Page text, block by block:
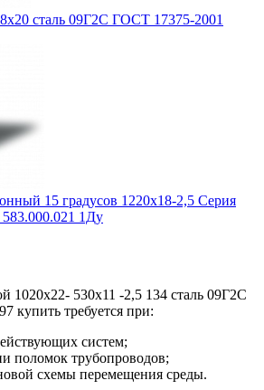
сталь 09Г2С ГОСТ 17375-2001
15 градусов 1220х18-2,5 Серия
1Ду
1020х22- 530х11 -2,5 134 сталь 09Г2С
купить требуется при:
систем;
поломок трубопроводов;
схемы перемещения среды.